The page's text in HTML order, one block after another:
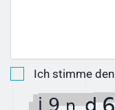
Ich stimme den